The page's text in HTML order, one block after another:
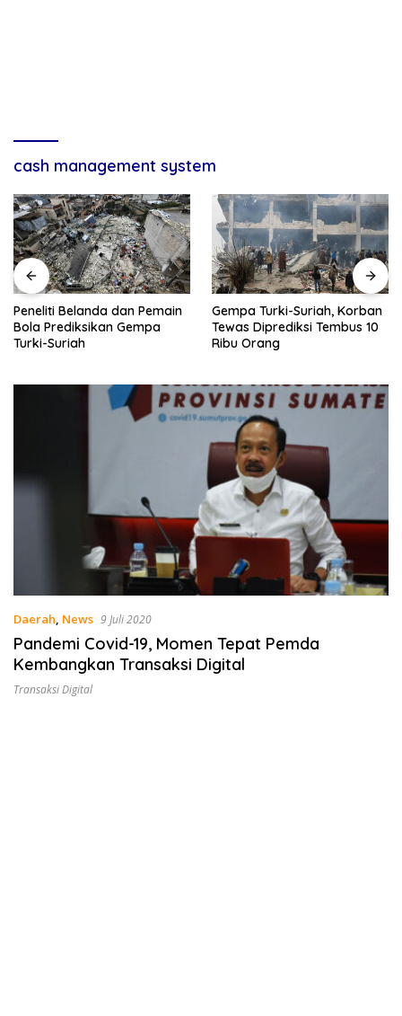
cash management system
Gempa Turki-Suriah, Korban
Tewas Diprediksi Tembus 10
Ribu Orang
Menlu: ASEAN Regional
Forum (ARF), Ancaman Non-
Tradisional Jangan
Daerah, News 9 Juli 2020
Pandemi Covid-19, Momen Tepat Pemda
Kembangkan Transaksi Digital
Transaksi Digital